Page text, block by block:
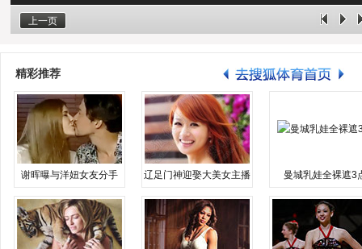
上一页
精彩推荐
谢晖曝与洋妞女友分手 辽足门神迎娶大美女主播 曼城乳娃全裸遮3